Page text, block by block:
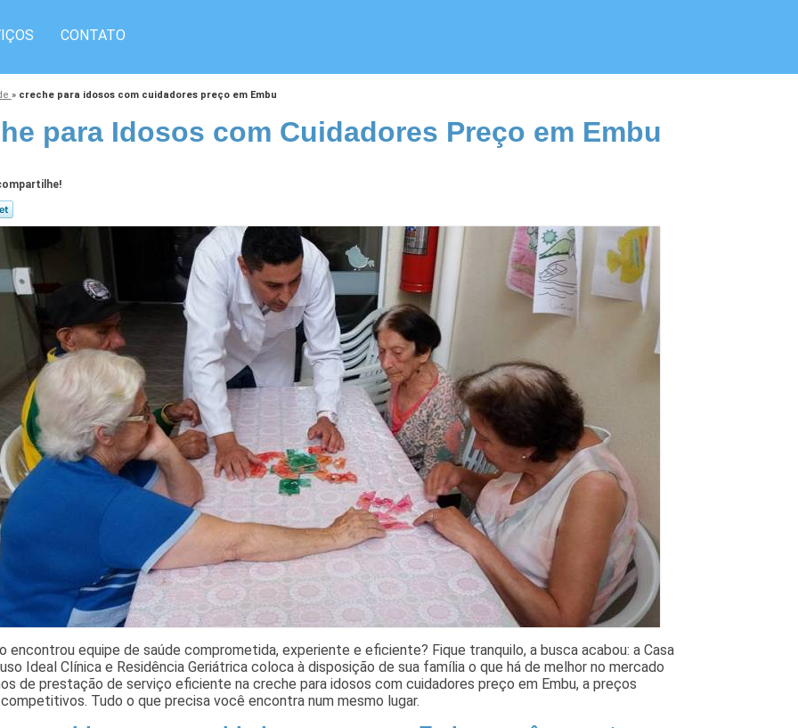
CONTATO
» creche para idosos com cuidadores preço em Embu
para Idosos com Cuidadores Preço em Embu
encontrou equipe de saúde comprometida, experiente e eficiente? Fique tranquilo, a busca acabou: a Casa
Ideal Clínica e Residência Geriátrica coloca à disposição de sua família o que há de melhor no mercado
de prestação de serviço eficiente na creche para idosos com cuidadores preço em Embu, a preços
Tudo o que precisa você encontra num mesmo lugar.